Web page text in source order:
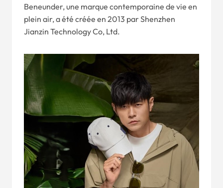
Beneunder, une marque contemporaine de vie en
plein air, a été créée en 2013 par Shenzhen
Jianzin Technology Co, Ltd.